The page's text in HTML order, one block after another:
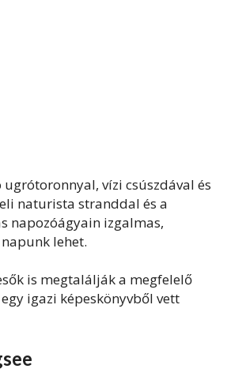
vízi csúszdával és
naturista stranddal és a
napozóágyain izgalmas,
lehet.
is megtalálják a megfelelő
igazi képeskönyvből vett